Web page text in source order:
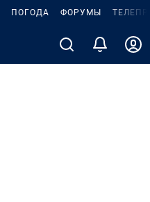
ПОГОДА ФОРУМЫ